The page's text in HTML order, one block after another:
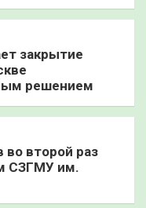
закрытие
решением
во второй раз
СЗГМУ им.